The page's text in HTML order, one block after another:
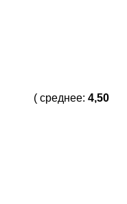
( среднее: 4,50